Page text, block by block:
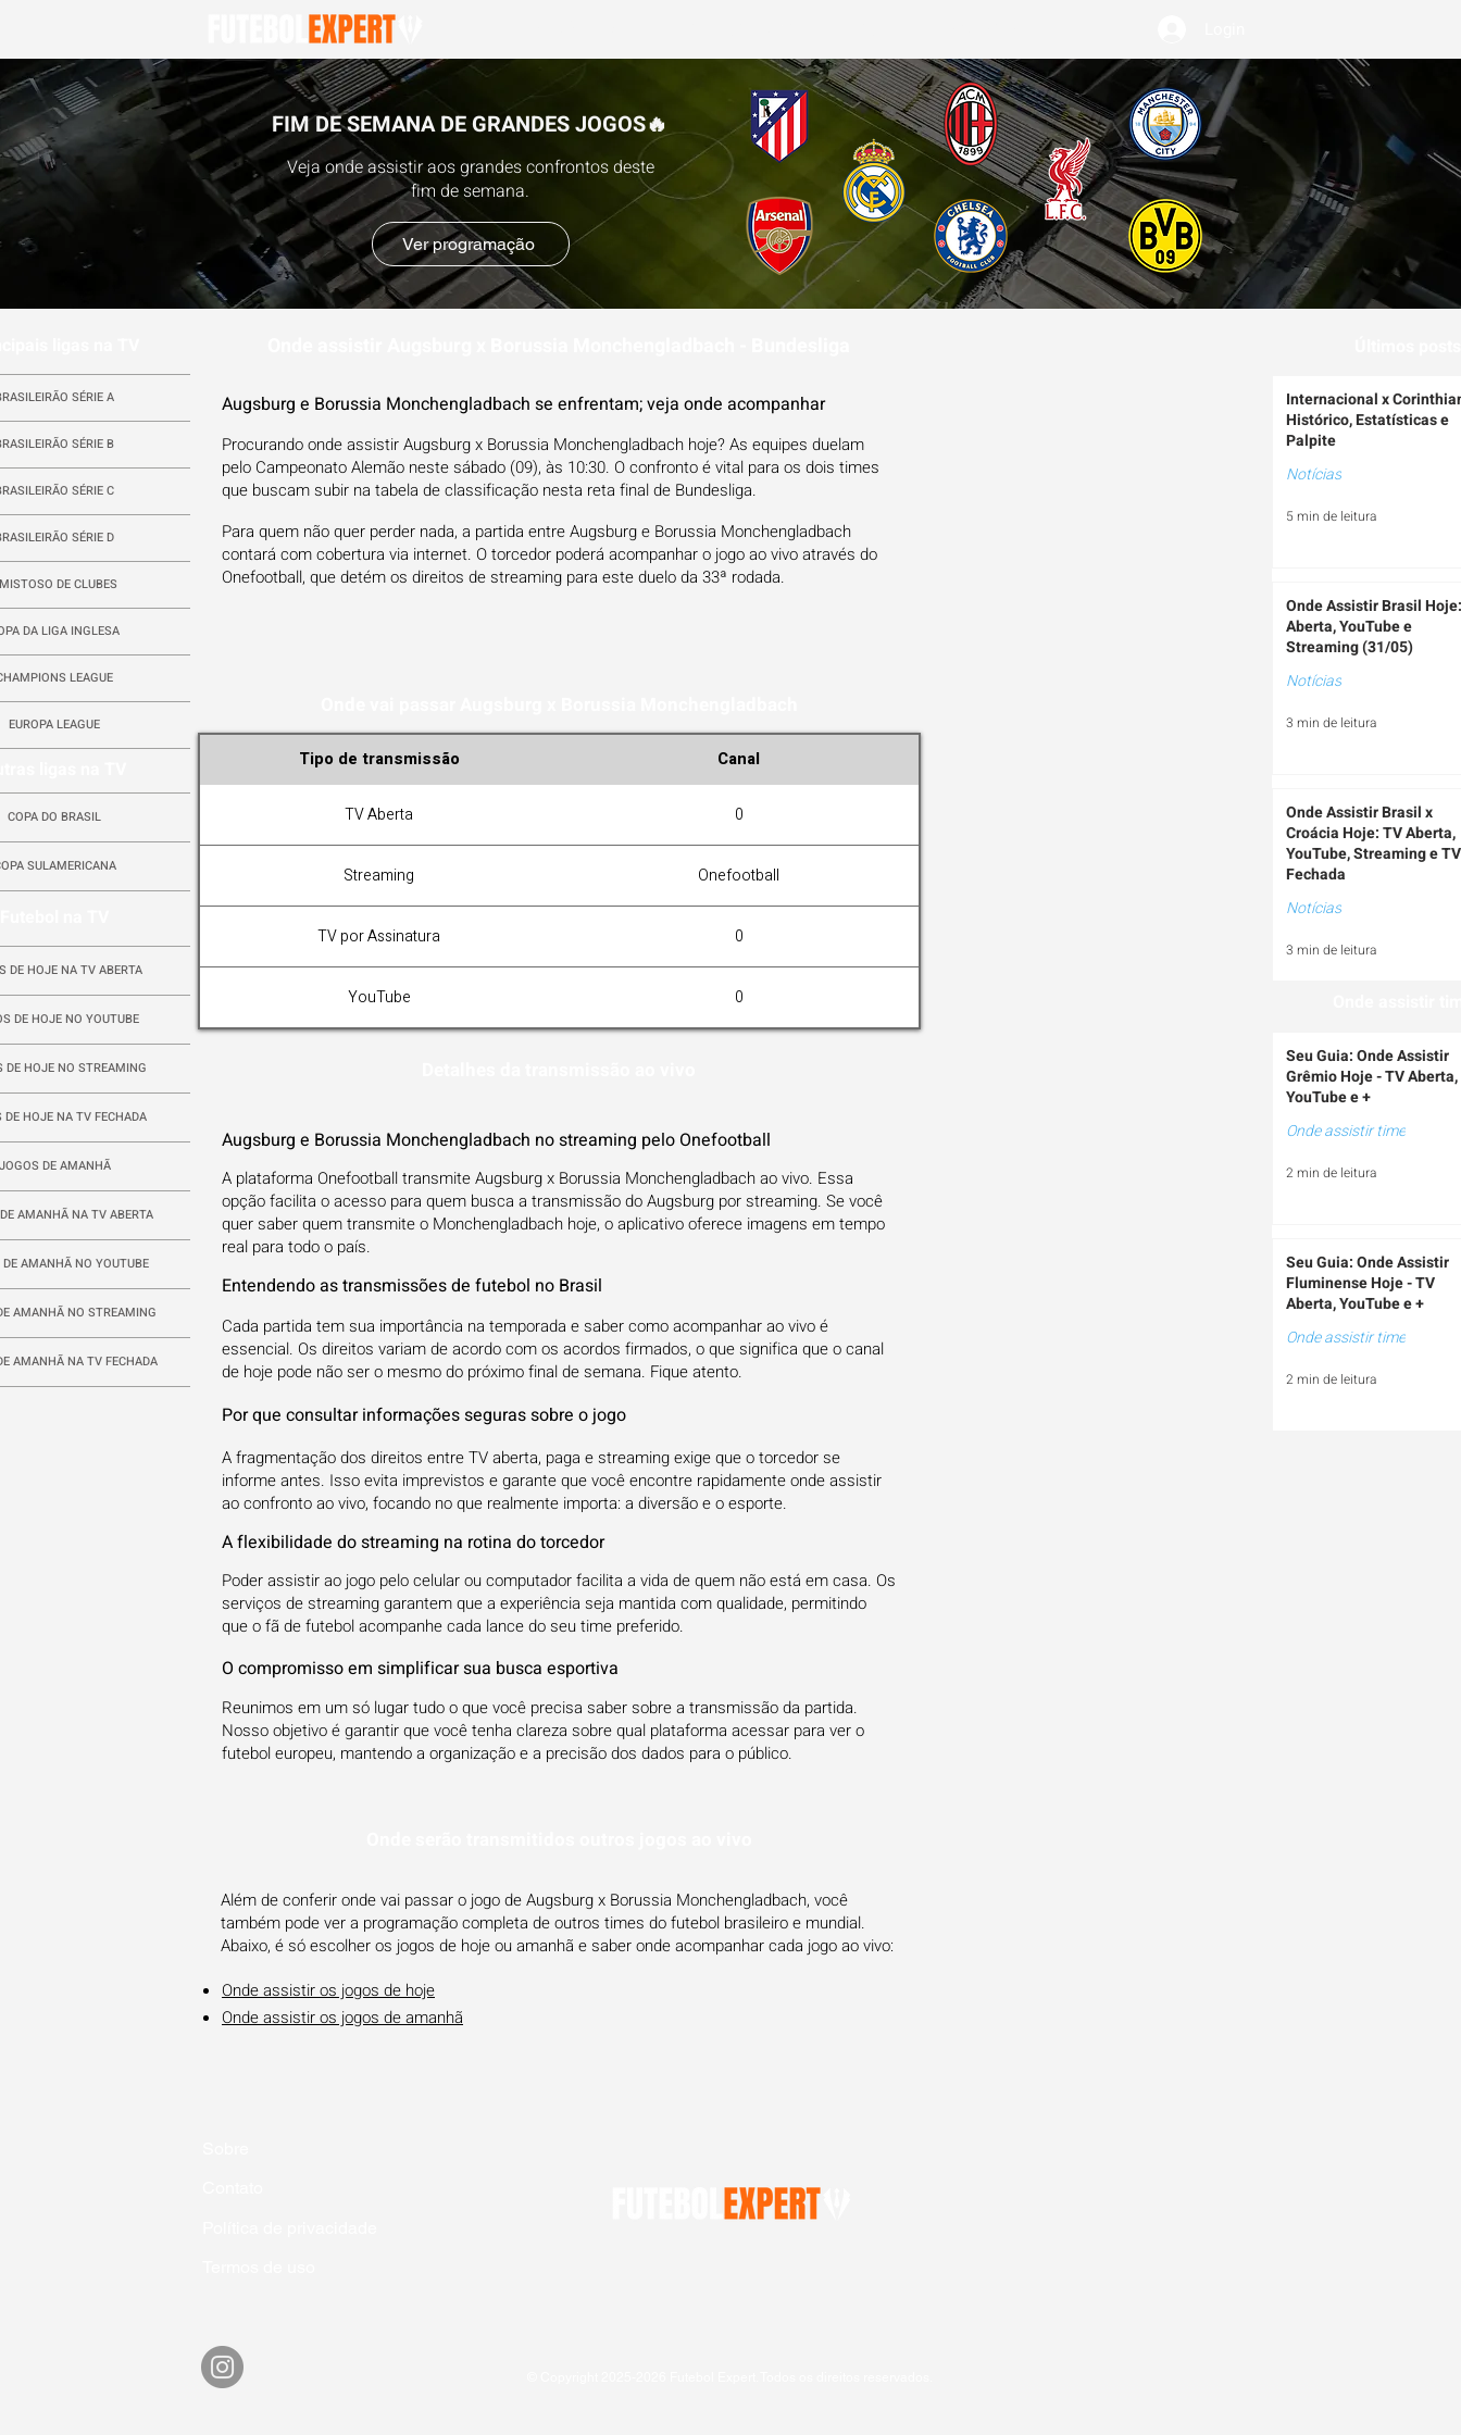
FIM DE SEMANA DE GRANDES JOGOS🔥
Veja onde assistir aos grandes confrontos deste
fim de semana.
Ver programação
SÉRIE A
SÉRIE B
SÉRIE C
SÉRIE D
DE CLUBES
DA LIGA INGLESA
LEAGUE
EUROPA LEAGUE
COPA DO BRASIL
SULAMERICANA
DE HOJE NA TV ABERTA
DE HOJE NO YOUTUBE
DE HOJE NO STREAMING
DE HOJE NA TV FECHADA
DE AMANHÃ
AMANHÃ NA TV ABERTA
AMANHÃ NO YOUTUBE
AMANHÃ NO STREAMING
AMANHÃ NA TV FECHADA
Augsburg e Borussia Monchengladbach se enfrentam; veja onde acompanhar
Procurando onde assistir Augsburg x Borussia Monchengladbach hoje? As equipes duelam
pelo Campeonato Alemão neste sábado (09), às 10:30. O confronto é vital para os dois times
que buscam subir na tabela de classificação nesta reta final de Bundesliga.
Para quem não quer perder nada, a partida entre Augsburg e Borussia Monchengladbach
contará com cobertura via internet. O torcedor poderá acompanhar o jogo ao vivo através do
Onefootball, que detém os direitos de streaming para este duelo da 33ª rodada.
Tipo de transmissão Canal
TV Aberta 0
Streaming Onefootball
TV por Assinatura 0
YouTube 0
Augsburg e Borussia Monchengladbach no streaming pelo Onefootball
A plataforma Onefootball transmite Augsburg x Borussia Monchengladbach ao vivo. Essa
opção facilita o acesso para quem busca a transmissão do Augsburg por streaming. Se você
quer saber quem transmite o Monchengladbach hoje, o aplicativo oferece imagens em tempo
real para todo o país.
Entendendo as transmissões de futebol no Brasil
Cada partida tem sua importância na temporada e saber como acompanhar ao vivo é
essencial. Os direitos variam de acordo com os acordos firmados, o que significa que o canal
de hoje pode não ser o mesmo do próximo final de semana. Fique atento.
Por que consultar informações seguras sobre o jogo
A fragmentação dos direitos entre TV aberta, paga e streaming exige que o torcedor se
informe antes. Isso evita imprevistos e garante que você encontre rapidamente onde assistir
ao confronto ao vivo, focando no que realmente importa: a diversão e o esporte.
A flexibilidade do streaming na rotina do torcedor
Poder assistir ao jogo pelo celular ou computador facilita a vida de quem não está em casa. Os
serviços de streaming garantem que a experiência seja mantida com qualidade, permitindo
que o fã de futebol acompanhe cada lance do seu time preferido.
O compromisso em simplificar sua busca esportiva
Reunimos em um só lugar tudo o que você precisa saber sobre a transmissão da partida.
Nosso objetivo é garantir que você tenha clareza sobre qual plataforma acessar para ver o
futebol europeu, mantendo a organização e a precisão dos dados para o público.
Internacional x
Histórico, Estatísticas e
Palpite
Notícias
5 min de leitura
Onde Assistir Brasil
Aberta, YouTube e
Streaming (31/05)
Notícias
3 min de leitura
Onde Assistir Brasil x
Croácia Hoje: TV Aberta,
YouTube, Streaming e TV
Fechada
Notícias
3 min de leitura
Seu Guia: Onde Assistir
Grêmio Hoje - TV Aberta,
YouTube e +
Onde assistir time
2 min de leitura
Seu Guia: Onde Assistir
Fluminense Hoje - TV
Aberta, YouTube e +
Onde assistir time
2 min de leitura
Além de conferir onde vai passar o jogo de Augsburg x Borussia Monchengladbach, você
também pode ver a programação completa de outros times do futebol brasileiro e mundial.
Abaixo, é só escolher os jogos de hoje ou amanhã e saber onde acompanhar cada jogo ao vivo:
Onde assistir os jogos de hoje
Onde assistir os jogos de amanhã